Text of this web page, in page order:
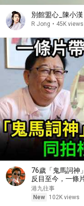
別館盟心_陳小
R Jong • 45K views
76歲「鬼馬詞神
反目至今，一條
港九往事
New
102K views